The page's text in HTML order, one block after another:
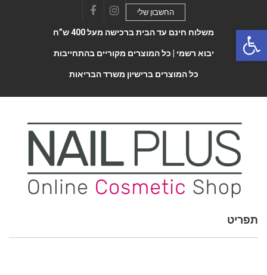
FacebookInstagram
החשבון שלי
משלוח חינם עד הבית ברכישה מעל 400 ש”ח
יבוא רשמי | כל המוצרים מקוריים בהתחייבות
כל המוצרים ברישיון משרד הבריאות
Toggle
תפריט